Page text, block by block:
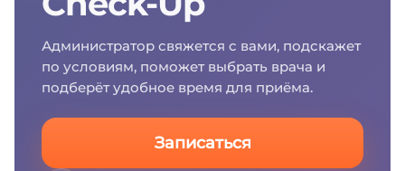
Администратор свяжется с вами, подскажет
по условиям, поможет выбрать врача и
подберёт удобное время для приёма.
Записаться